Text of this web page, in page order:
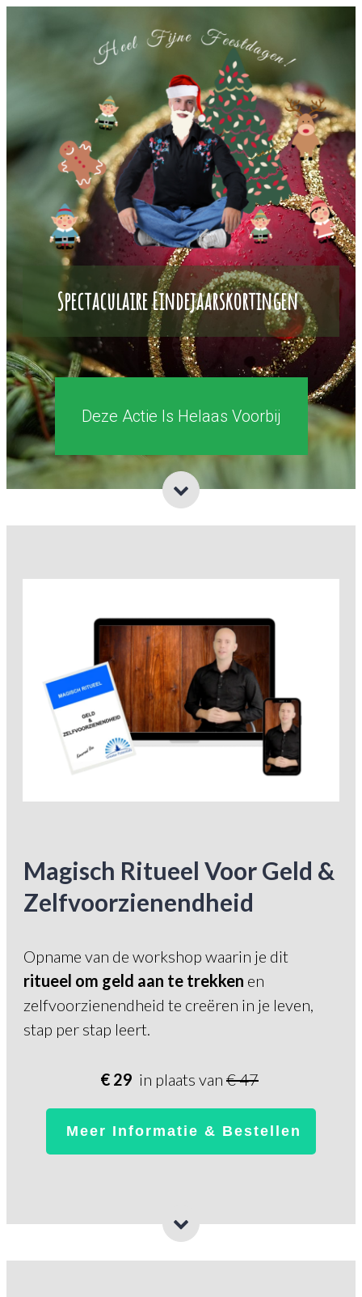
Spectaculaire Eindejaarskortingen
Deze Actie Is Helaas Voorbij
Magisch Ritueel Voor Geld &
Zelfvoorzienendheid
Opname van de workshop waarin je dit
ritueel om geld aan te trekken en
zelfvoorzienendheid te creëren in je leven,
stap per stap leert.
€ 29 in plaats van € 47
Meer Informatie & Bestellen